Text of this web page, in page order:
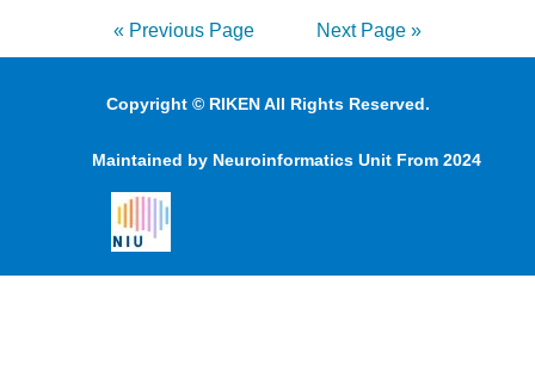
« Previous Page Next Page »
Copyright © RIKEN All Rights Reserved.
Maintained by Neuroinformatics Unit From 2024